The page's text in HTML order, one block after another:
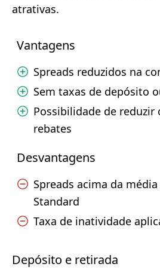
atrativas.
Vantagens
Spreads reduzidos na
Sem taxas de depósito
Possibilidade de reduzir
rebates
Desvantagens
Spreads acima da
Standard
Taxa de inatividade
Depósito e retirada